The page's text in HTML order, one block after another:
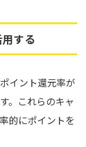
する
イント還元率が
。これらのキャ
的にポイントを